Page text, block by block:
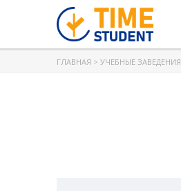
ГЛАВНАЯ > УЧЕБНЫЕ ЗАВЕДЕНИЯ